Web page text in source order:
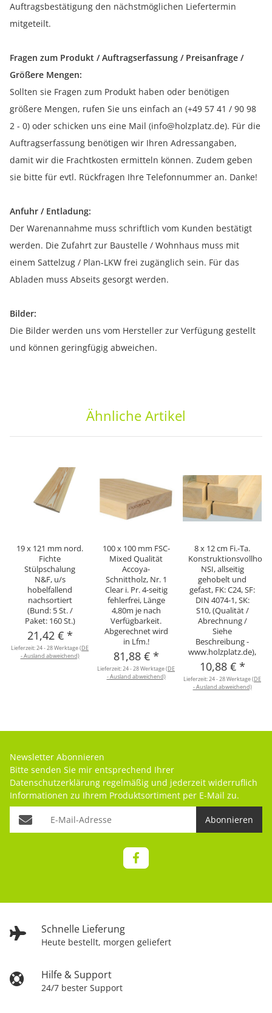
Auftragsbestätigung den nächstmöglichen Liefertermin
mitgeteilt.
Fragen zum Produkt / Auftragserfassung / Preisanfrage /
Größere Mengen:
Sollten sie Fragen zum Produkt haben oder benötigen
größere Mengen, rufen Sie uns einfach an (+49 57 41 / 90 98
2 - 0) oder schicken uns eine Mail (info@holzplatz.de). Für die
Auftragserfassung benötigen wir Ihren Adressangaben,
damit wir die Frachtkosten ermitteln können. Zudem geben
sie bitte für evtl. Rückfragen Ihre Telefonnummer an. Danke!
Anfuhr / Entladung:
Der Warenannahme muss schriftlich vom Kunden bestätigt
werden. Die Zufahrt zur Baustelle / Wohnhaus muss mit
einem Sattelzug / Plan-LKW frei zugänglich sein. Für das
Abladen muss Abseits gesorgt werden.
Bilder:
Die Bilder werden uns vom Hersteller zur Verfügung gestellt
und können geringfügig abweichen.
Ähnliche Artikel
19 x 121 mm nord.
Fichte
Stülpschalung
N&F, u/s
hobelfallend
nachsortiert
(Bund: 5 St. /
Paket: 160 St.)
21,42 € *
Lieferzeit:24 - 28 Werktage(DE
- Ausland abweichend)
100 x 100 mm FSC-
Mixed Qualität
Accoya-
Schnittholz, Nr. 1
Clear i. Pr. 4-seitig
fehlerfrei, Länge
4,80m je nach
Verfügbarkeit.
Abgerechnet wird
in Lfm.!
81,88 € *
Lieferzeit:24 - 28 Werktage(DE
- Ausland abweichend)
8 x 12 cm Fi.-Ta.
Konstruktionsvollholz
NSI, allseitig
gehobelt und
gefast, FK: C24, SF:
DIN 4074-1, SK:
S10, (Qualität /
Abrechnung /
Siehe
Beschreibung -
www.holzplatz.de),
10,88 € *
Lieferzeit:24 - 28 Werktage(DE
- Ausland abweichend)
Schnelle Lieferung
Heute bestellt, morgen geliefert
Hilfe & Support
24/7 bester Support
Newsletter Abonnieren
Bitte senden Sie mir entsprechend Ihrer
Datenschutzerklärung regelmäßig und jederzeit widerruflich
Informationen zu Ihrem Produktsortiment per E-Mail zu.
Abonnieren